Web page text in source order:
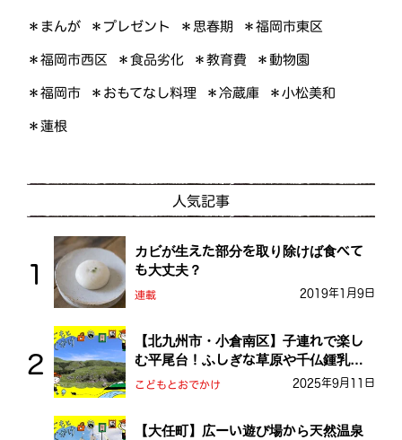
＊まんが ＊プレゼント ＊思春期 ＊福岡市東区
＊福岡市西区 ＊食品劣化 ＊教育費 ＊動物園
＊福岡市 ＊おもてなし料理 ＊冷蔵庫 ＊小松美和
＊蓮根
人気記事
カビが生えた部分を取り除けば食べて
も大丈夫？
連載 2019年1月9日
【北九州市・小倉南区】子連れで楽し
む平尾台！ふしぎな草原や千仏鍾乳洞
を探検しよう！
こどもとおでかけ 2025年9月11日
【大任町】広ーい遊び場から天然温泉